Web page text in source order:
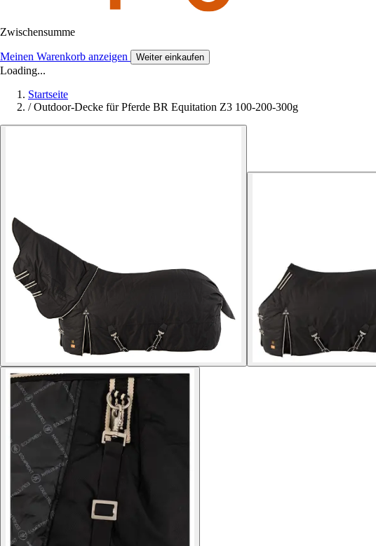
Zwischensumme
Meinen Warenkorb anzeigen Weiter einkaufen
Loading...
Startseite
/ Outdoor-Decke für Pferde BR Equitation Z3 100-200-300g